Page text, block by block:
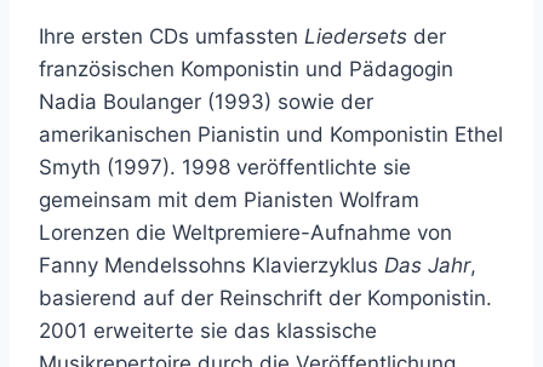
Ihre ersten CDs umfassten Liedersets der
französischen Komponistin und Pädagogin
Nadia Boulanger (1993) sowie der
amerikanischen Pianistin und Komponistin Ethel
Smyth (1997). 1998 veröffentlichte sie
gemeinsam mit dem Pianisten Wolfram
Lorenzen die Weltpremiere-Aufnahme von
Fanny Mendelssohns Klavierzyklus Das Jahr,
basierend auf der Reinschrift der Komponistin.
2001 erweiterte sie das klassische